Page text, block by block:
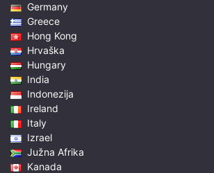
Germany
Greece
Hong Kong
Hrvaška
Hungary
India
Indonezija
Ireland
Italy
Izrael
Južna Afrika
Kanada